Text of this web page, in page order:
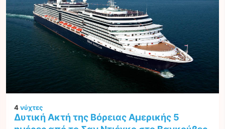
4νύχτες
Δυτική Ακτή της Βόρειας Αμερικής 5